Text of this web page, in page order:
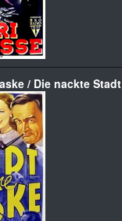
/ Die nackte Stadt